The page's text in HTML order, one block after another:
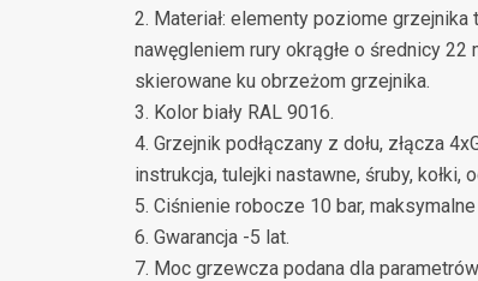
2. Materiał: elementy poziome
nawęgleniem rury okrągłe o średnicy
skierowane ku obrzeżom grzejnika.
3. Kolor biały RAL 9016.
4. Grzejnik podłączany z dołu, złącza
instrukcja, tulejki nastawne, śruby, kołki,
5. Ciśnienie robocze 10 bar,
6. Gwarancja -5 lat.
7. Moc grzewcza podana dla